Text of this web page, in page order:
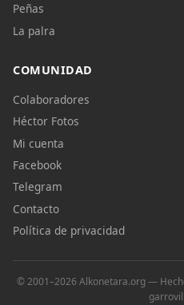
Peñas
La palra
COMUNIDAD
Colaboradores
Héctor Fotos
Mi cuenta
Facebook
Telegram
Contacto
Política de privacidad
© 2001–2026 Alkonetara.org —